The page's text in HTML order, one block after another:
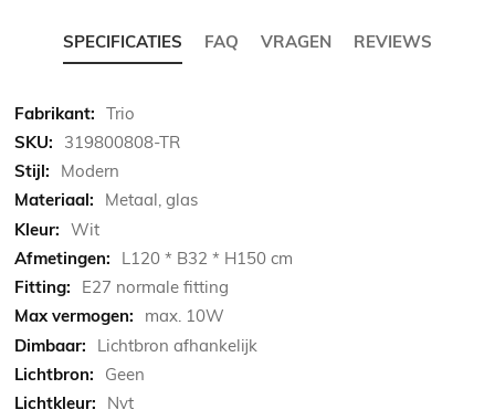
SPECIFICATIES FAQ VRAGEN REVIEWS
Meer
informatie
Trio
319800808-TR
Modern
Metaal, glas
Wit
L120 * B32 * H150 cm
E27 normale fitting
max. 10W
Lichtbron afhankelijk
Geen
Nvt